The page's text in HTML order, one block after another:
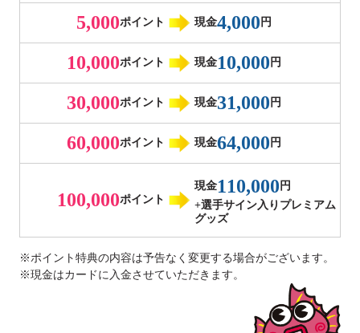
5,000ポイント 現金4,000 円
10,000ポイント 現金10,000 円
30,000ポイント 現金31,000 円
60,000ポイント 現金64,000 円
100,000ポイント
現金110,000 円
+選手サイン入りプレミアム
グッズ
※ポイント特典の内容は予告なく変更する場合がございます。
※現金はカードに入金させていただきます。